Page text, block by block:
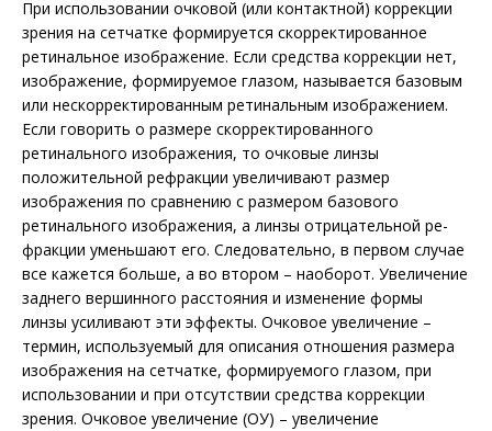
При использовании очковой (или контактной) коррекции
зрения на сетчатке формируется скорректированное
ретинальное изображение. Если средства коррекции нет,
изображение, формируемое глазом, называется базовым
или нескорректированным ретинальным изображением.
Если говорить о размере скорректированного
ретинального изображения, то очковые линзы
положительной рефракции увеличивают размер
изображения по сравнению с размером базового
ретинального изображения, а линзы отрицательной ре­
фракции уменьшают его. Следовательно, в первом случае
все кажется больше, а во втором – наоборот. Увеличение
заднего вершинного расстояния и изменение формы
линзы усиливают эти эффекты. Очковое увеличение –
термин, используемый для описания отношения размера
изображения на сетчатке, формируемого глазом, при
использовании и при отсутствии средства коррекции
зрения. Очковое увеличение (ОУ) – увеличение